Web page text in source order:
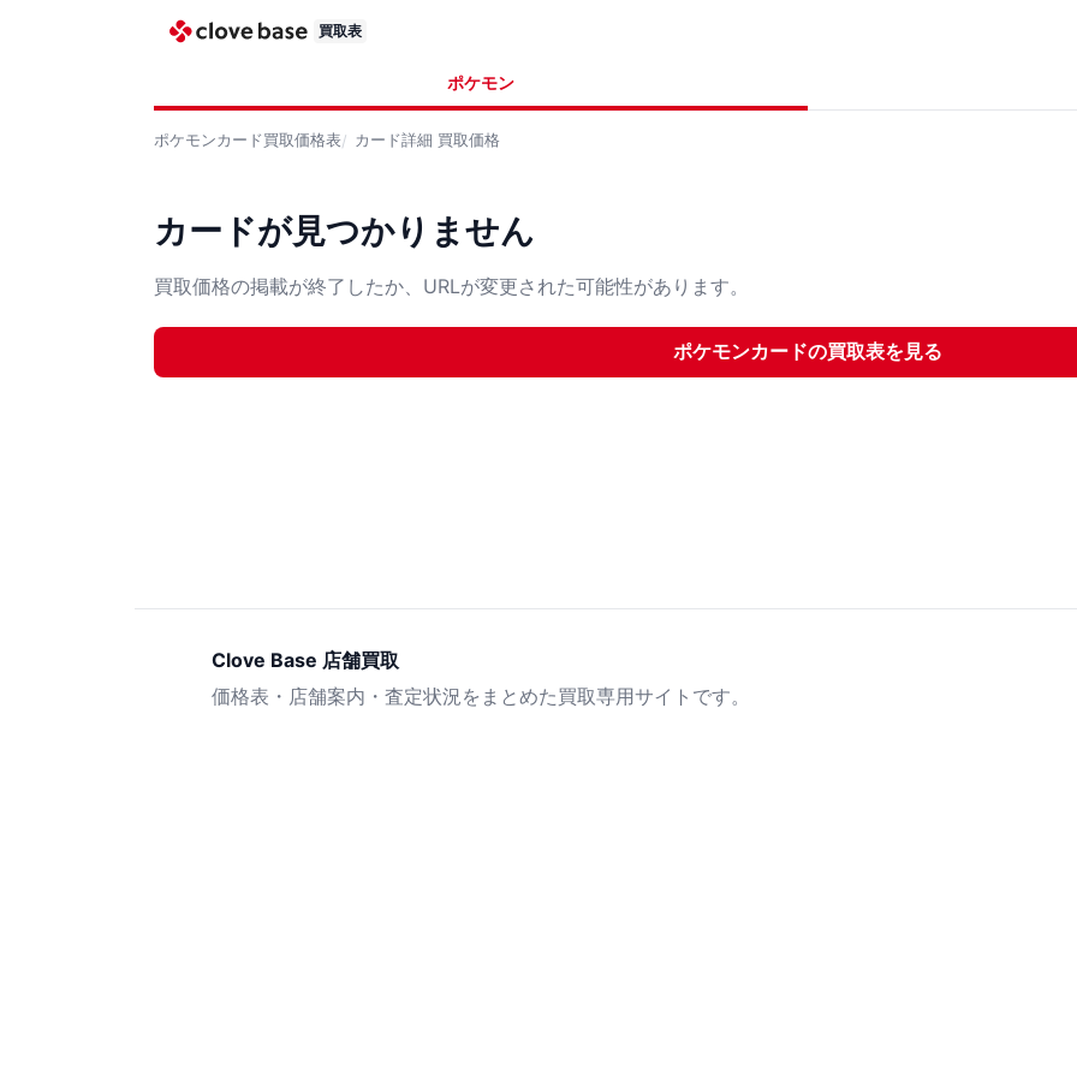
買取表
ポケモン
ポケモンカード買取価格表 カード詳細 買取価格
カードが見つかりません
買取価格の掲載が終了したか、URLが変更された可能性があります。
ポケモンカードの買取表を見る
Clove Base 店舗買取
価格表・店舗案内・査定状況をまとめた買取専用サイトです。